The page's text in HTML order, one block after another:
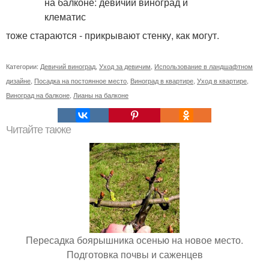
тоже стараются - прикрывают стенку, как могут.
Категории: Девичий виноград Уход за девичим Использование в ландшафтном
дизайне Посадка на постоянное место Виноград в квартире Уход в квартире
Виноград на балконе Лианы на балконе
Читайте также
Пересадка боярышника осенью на новое место.
Подготовка почвы и саженцев